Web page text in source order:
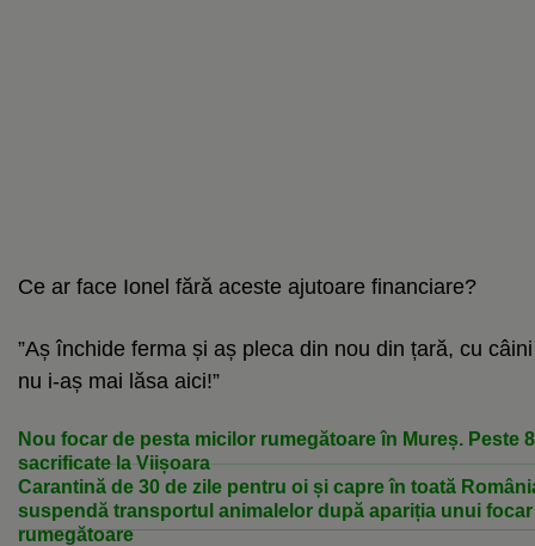
Ce ar face Ionel fără aceste ajutoare financiare?
”Aș închide ferma și aș pleca din nou din țară, cu
nu i-aș mai lăsa aici!”
Nou focar de pesta micilor rumegătoare în Mureș. Peste
sacrificate la Viișoara
Carantină de 30 de zile pentru oi și capre în toată
suspendă transportul animalelor după apariția unui
rumegătoare